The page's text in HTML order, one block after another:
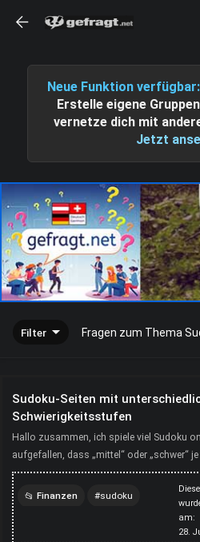
Neue Funktion
Erstelle eigene
vernetze dich mit
Jetzt
Filter Fragen zum Thema
Sudoku-Seiten mit
Schwierigkeitsstufen
Hallo zusammen, ich spiele viel Sudoku
aufgefallen, dass „mittel“ oder „schwer“
unterschiedlich ausfallen – manchmal ist
am:
28.
Finanzen sudoku